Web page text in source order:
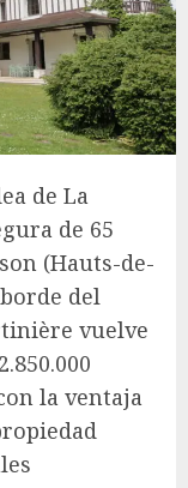
de La
de 65
(Hauts-de-
del
vuelve
la ventaja